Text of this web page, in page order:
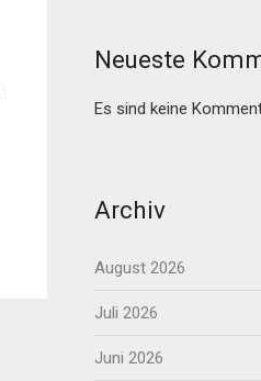
Neueste
Es sind keine
Archiv
August 2026
Juli 2026
Juni 2026